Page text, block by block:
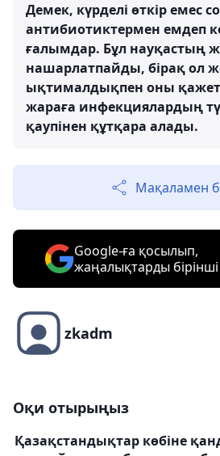
Демек, күрделі өткір емес
антибиотиктермен емдеп
ғалымдар. Бұл науқастың
нашарлатпайды, бірақ ол
ықтималдықпен оны
жараға инфекциялардың
қаупінен құтқара алады.
Мақаламен
Google-ға қосылып,
жаңалықтарды
zkadm
Оқи отырыңыз
Қазақстандықтар көбіне